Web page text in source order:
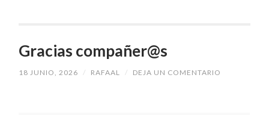
Gracias compañer@s
18 JUNIO, 2026 / RAFAAL / DEJA UN COMENTARIO